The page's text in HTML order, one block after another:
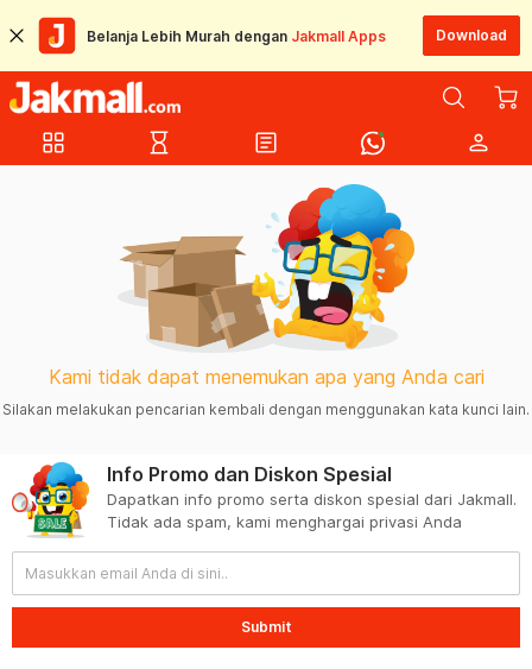
Belanja Lebih Murah dengan Jakmall Apps Download
grid_view hourglass_empty article person
Kami tidak dapat menemukan apa yang Anda cari
Silakan melakukan pencarian kembali dengan menggunakan kata kunci lain.
Info Promo dan Diskon Spesial
Dapatkan info promo serta diskon spesial dari Jakmall.
Tidak ada spam, kami menghargai privasi Anda
Submit